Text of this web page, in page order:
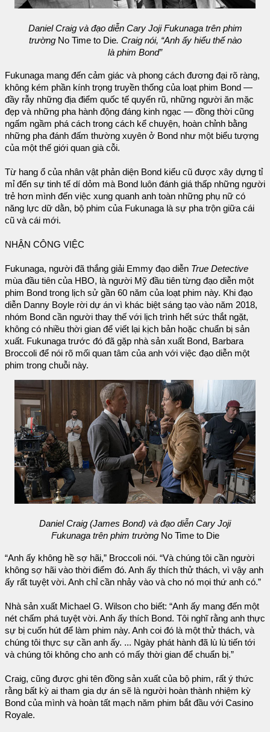
Daniel Craig và đạo diễn Cary Joji Fukunaga trên phim
trườngNo Time to Die. Craig nói, “Anh ấy hiểu thế nào
là phim Bond”
Fukunaga mang đến cảm giác và phong cách đương đại rõ ràng,
không kém phần kính trọng truyền thống của loạt phim Bond —
đầy rẫy những địa điểm quốc tế quyến rũ, những người ăn mặc
đẹp và những pha hành động đáng kinh ngạc — đồng thời cũng
ngấm ngầm phá cách trong cách kể chuyện, hoàn chỉnh bằng
những pha đánh đấm thường xuyên ở Bond như một biểu tượng
của một thế giới quan già cỗi.
Từ hang ổ của nhân vật phản diện Bond kiểu cũ được xây dựng tỉ
mỉ đến sự tinh tế dí dỏm mà Bond luôn đánh giá thấp những người
trẻ hơn mình đến việc xung quanh anh toàn những phụ nữ có
năng lực dữ dằn, bộ phim của Fukunaga là sự pha trộn giữa cái
cũ và cái mới.
NHẬN CÔNG VIỆC
Fukunaga, người đã thắng giải Emmy đạo diễn True Detective
mùa đầu tiên của HBO, là người Mỹ đầu tiên từng đạo diễn một
phim Bond trong lịch sử gần 60 năm của loạt phim này. Khi đạo
diễn Danny Boyle rời dự án vì khác biệt sáng tạo vào năm 2018,
nhóm Bond cần người thay thế với lịch trình hết sức thắt ngặt,
không có nhiều thời gian để viết lại kịch bản hoặc chuẩn bị sản
xuất. Fukunaga trước đó đã gặp nhà sản xuất Bond, Barbara
Broccoli để nói rõ mối quan tâm của anh với việc đạo diễn một
phim trong chuỗi này.
Daniel Craig (James Bond) và đạo diễn Cary Joji
Fukunaga trên phim trườngNo Time to Die
“Anh ấy không hề sợ hãi,” Broccoli nói. “Và chúng tôi cần người
không sợ hãi vào thời điểm đó. Anh ấy thích thử thách, vì vậy anh
ấy rất tuyệt vời. Anh chỉ cần nhảy vào và cho nó mọi thứ anh có.”
Nhà sản xuất Michael G. Wilson cho biết: “Anh ấy mang đến một
nét chấm phá tuyệt vời. Anh ấy thích Bond. Tôi nghĩ rằng anh thực
sự bị cuốn hút để làm phim này. Anh coi đó là một thử thách, và
chúng tôi thực sự cần anh ấy. ... Ngày phát hành đã lù lù tiến tới
và chúng tôi không cho anh có mấy thời gian để chuẩn bị.”
Craig, cũng được ghi tên đồng sản xuất của bộ phim, rất ý thức
rằng bất kỳ ai tham gia dự án sẽ là người hoàn thành nhiệm kỳ
Bond của mình và hoàn tất mạch năm phim bắt đầu với Casino
Royale.